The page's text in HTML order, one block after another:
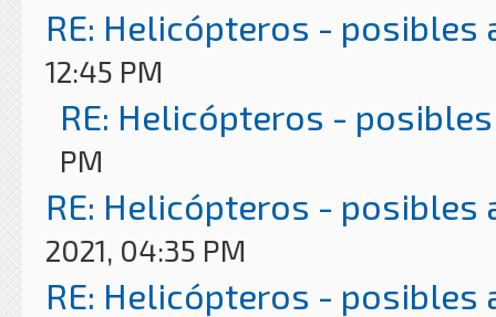
RE: Helicópteros - posibles
12:45 PM
RE: Helicópteros -
PM
RE: Helicópteros - posibles
2021, 04:35 PM
RE: Helicópteros - posibles